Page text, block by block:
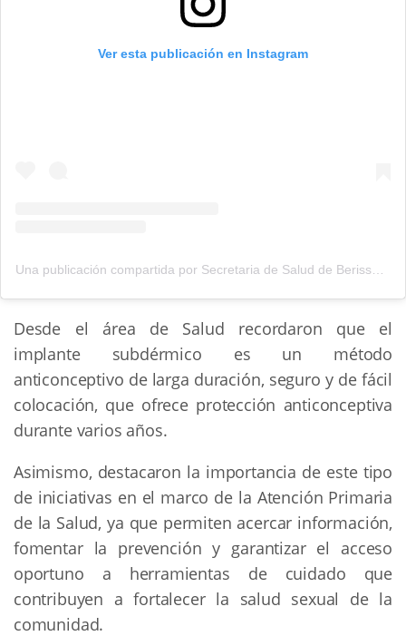
Ver esta publicación en Instagram
Desde el área de Salud recordaron que el
implante subdérmico es un método
anticonceptivo de larga duración, seguro y de fácil
colocación, que ofrece protección anticonceptiva
durante varios años.
Asimismo, destacaron la importancia de este tipo
de iniciativas en el marco de la Atención Primaria
de la Salud, ya que permiten acercar información,
fomentar la prevención y garantizar el acceso
oportuno a herramientas de cuidado que
contribuyen a fortalecer la salud sexual de la
comunidad.